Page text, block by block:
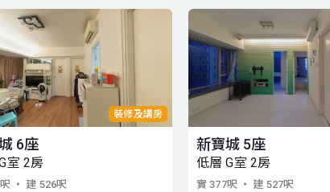
裝修及講房
6座
室 2房
・ 建 526呎
新寶城 5座
低層 G室 2房
實 377呎 ・ 建 527呎